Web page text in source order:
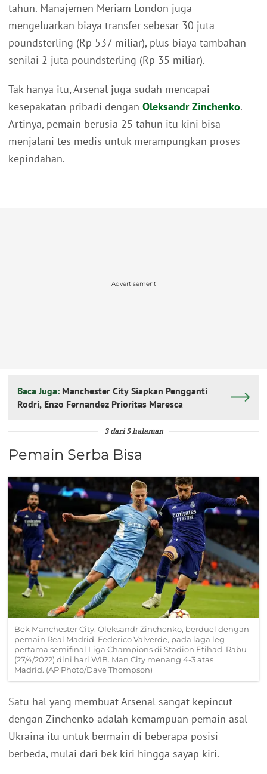
tahun. Manajemen Meriam London juga
mengeluarkan biaya transfer sebesar 30 juta
poundsterling (Rp 537 miliar), plus biaya tambahan
senilai 2 juta poundsterling (Rp 35 miliar).
Tak hanya itu, Arsenal juga sudah mencapai
kesepakatan pribadi dengan Oleksandr Zinchenko.
Artinya, pemain berusia 25 tahun itu kini bisa
menjalani tes medis untuk merampungkan proses
kepindahan.
Advertisement
Baca Juga: Manchester City Siapkan Pengganti
Rodri, Enzo Fernandez Prioritas Maresca
3 dari 5 halaman
Pemain Serba Bisa
Bek Manchester City, Oleksandr Zinchenko, berduel dengan
pemain Real Madrid, Federico Valverde, pada laga leg
pertama semifinal Liga Champions di Stadion Etihad, Rabu
(27/4/2022) dini hari WIB. Man City menang 4-3 atas
Madrid. (AP Photo/Dave Thompson)
Satu hal yang membuat Arsenal sangat kepincut
dengan Zinchenko adalah kemampuan pemain asal
Ukraina itu untuk bermain di beberapa posisi
berbeda, mulai dari bek kiri hingga sayap kiri.